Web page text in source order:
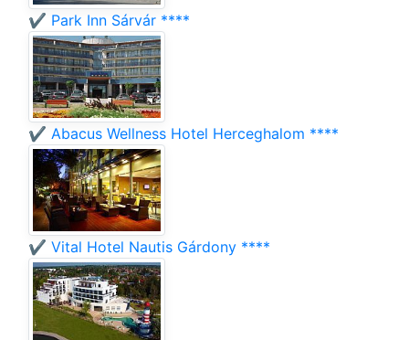
✔️ Park Inn Sárvár ****
✔️ Abacus Wellness Hotel Herceghalom ****
✔️ Vital Hotel Nautis Gárdony ****